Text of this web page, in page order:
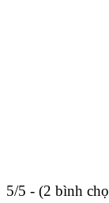
5/5 - (2 bình